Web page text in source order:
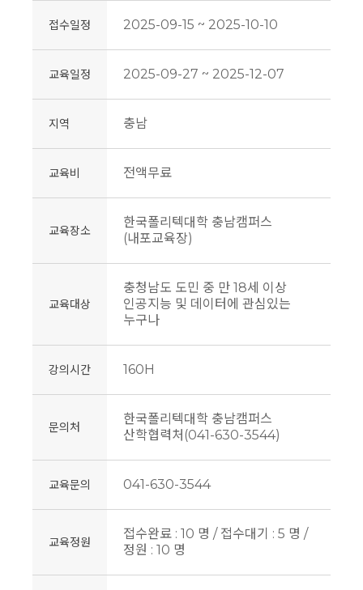
접수일정 2025-09-15 ~ 2025-10-10
교육일정 2025-09-27 ~ 2025-12-07
지역 충남
교육비 전액무료
교육장소
한국폴리텍대학 충남캠퍼스
(내포교육장)
교육대상
충청남도 도민 중 만 18세 이상
인공지능 및 데이터에 관심있는
누구나
강의시간 160H
문의처
한국폴리텍대학 충남캠퍼스
산학협력처(041-630-3544)
교육문의 041-630-3544
교육정원
접수완료 : 10 명 / 접수대기 : 5 명 /
정원 : 10 명